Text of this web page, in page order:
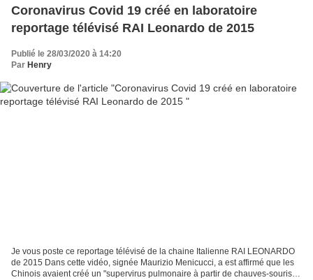
Coronavirus Covid 19 créé en laboratoire
reportage télévisé RAI Leonardo de 2015
Publié le 28/03/2020 à 14:20
Par Henry
Je vous poste ce reportage télévisé de la chaine Italienne RAI LEONARDO
de 2015 Dans cette vidéo, signée Maurizio Menicucci, a est affirmé que les
Chinois avaient créé un "supervirus pulmonaire à partir de chauves-souris et